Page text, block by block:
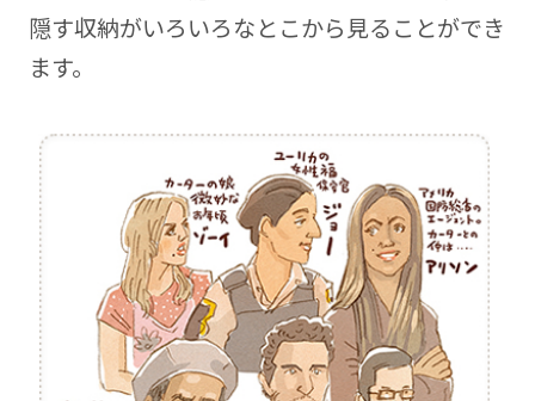
隠す収納がいろいろなとこから見ることができ
ます。